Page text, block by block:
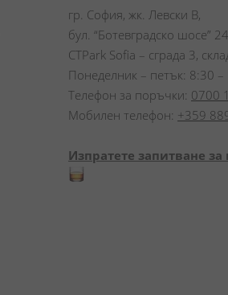
гр. София, жк. Левски В,
бул. “Ботевградско шосе”
CTPark Sofia – сграда 3,
Понеделник – петък: 8:30 –
Телефон за поръчки: 0700
Мобилен телефон: +359
Изпратете запитване за